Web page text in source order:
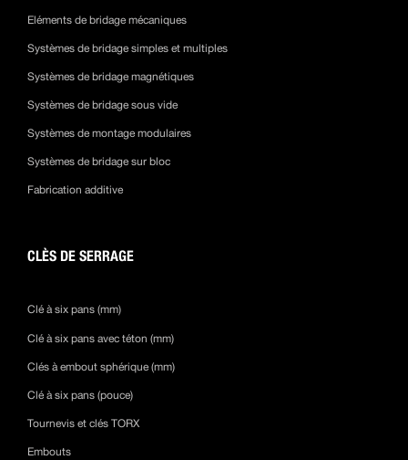
Eléments de bridage mécaniques
Systèmes de bridage simples et multiples
Systèmes de bridage magnétiques
Systèmes de bridage sous vide
Systèmes de montage modulaires
Systèmes de bridage sur bloc
Fabrication additive
CLÈS DE SERRAGE
Clé à six pans (mm)
Clé à six pans avec téton (mm)
Clés à embout sphérique (mm)
Clé à six pans (pouce)
Tournevis et clés TORX
Embouts